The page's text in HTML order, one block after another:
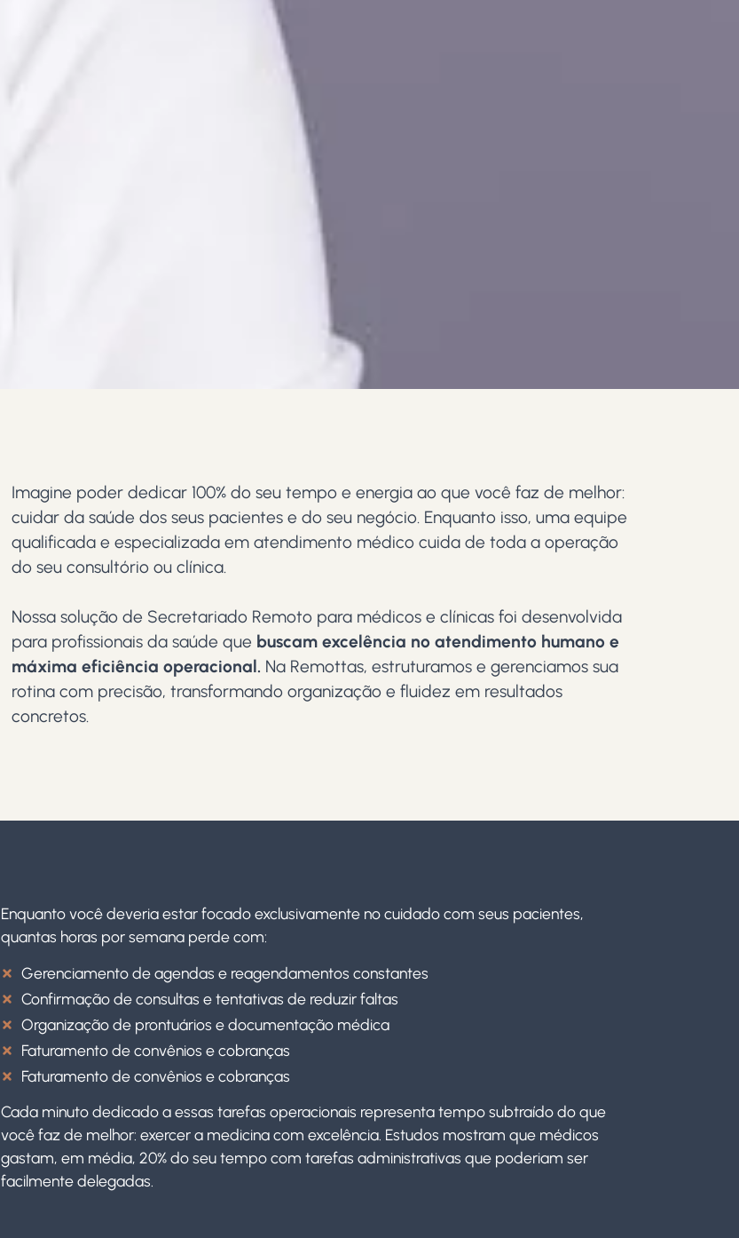
Imagine poder dedicar 100% do seu tempo e energia ao que você faz de melhor:
cuidar da saúde dos seus pacientes e do seu negócio. Enquanto isso, uma equipe
qualificada e especializada em atendimento médico cuida de toda a operação
do seu consultório ou clínica.
Nossa solução de Secretariado Remoto para médicos e clínicas foi desenvolvida
para profissionais da saúde que buscam excelência no atendimento humano e
máxima eficiência operacional. Na Remottas, estruturamos e gerenciamos sua
rotina com precisão, transformando organização e fluidez em resultados
concretos.
Enquanto você deveria estar focado exclusivamente no cuidado com seus pacientes,
quantas horas por semana perde com:
Gerenciamento de agendas e reagendamentos constantes
Confirmação de consultas e tentativas de reduzir faltas
Organização de prontuários e documentação médica
Faturamento de convênios e cobranças
Faturamento de convênios e cobranças
Cada minuto dedicado a essas tarefas operacionais representa tempo subtraído do que
você faz de melhor: exercer a medicina com excelência. Estudos mostram que médicos
gastam, em média, 20% do seu tempo com tarefas administrativas que poderiam ser
facilmente delegadas.